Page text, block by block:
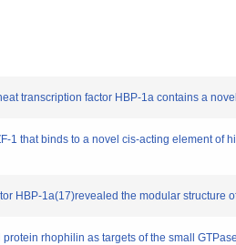
transcription factor HBP-1a contains a
1 that binds to a novel cis-acting element
HBP-1a(17)revealed the modular structure
rhophilin as targets of the small